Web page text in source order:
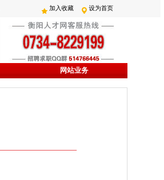
加入收藏 设为首页
网站业务